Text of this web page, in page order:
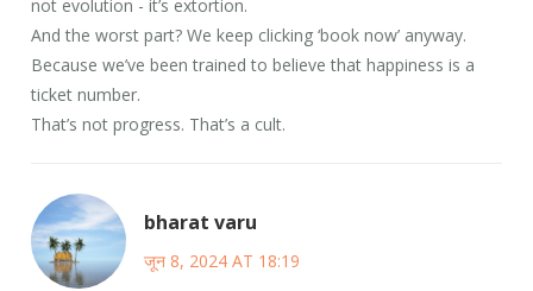
not evolution - it’s extortion.
And the worst part? We keep clicking ‘book now’ anyway.
Because we’ve been trained to believe that happiness is a
ticket number.
That’s not progress. That’s a cult.
bharat varu
जून 8, 2024 AT 18:19